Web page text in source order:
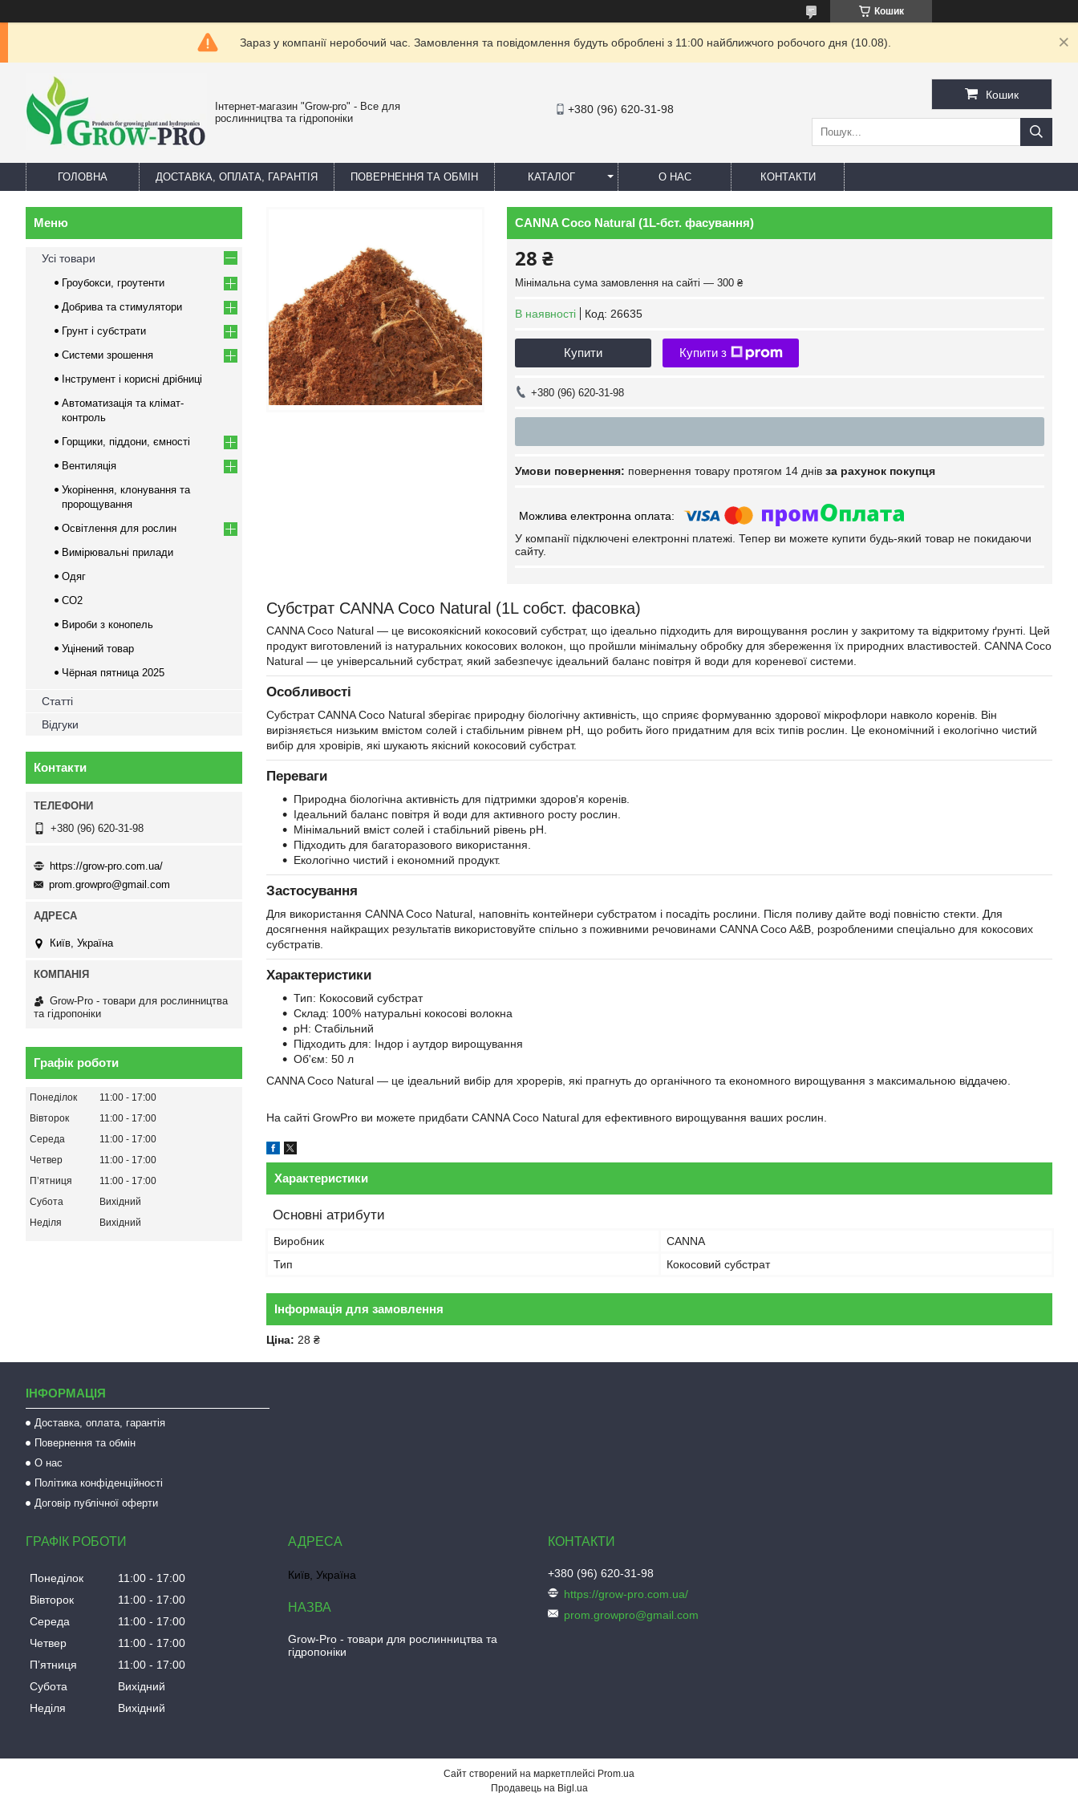
Кошик
Зараз у компанії неробочий час. Замовлення та повідомлення будуть оброблені з 11:00 найближчого робочого дня (10.08).
Інтернет-магазин "Grow-pro" - Все для
рослинництва та гідропоніки
+380 (96) 620-31-98
Кошик
ГОЛОВНА ДОСТАВКА, ОПЛАТА, ГАРАНТІЯ ПОВЕРНЕННЯ ТА ОБМІН КАТАЛОГ О НАС КОНТАКТИ
CANNA Coco Natural (1L-бст. фасування)
28 ₴
Мінімальна сума замовлення на сайті — 300 ₴
В наявності Код: 26635
Купити Купити з
+380 (96) 620-31-98
повернення товару протягом 14 днів за рахунок покупця
У компанії підключені електронні платежі. Тепер ви можете купити будь-який товар не покидаючи
сайту.
Субстрат CANNA Coco Natural (1L собст. фасовка)
CANNA Coco Natural — це високоякісний кокосовий субстрат, що ідеально підходить для вирощування рослин у закритому та відкритому ґрунті. Цей
продукт виготовлений із натуральних кокосових волокон, що пройшли мінімальну обробку для збереження їх природних властивостей. CANNA Coco
Natural — це універсальний субстрат, який забезпечує ідеальний баланс повітря й води для кореневої системи.
Особливості
Субстрат CANNA Coco Natural зберігає природну біологічну активність, що сприяє формуванню здорової мікрофлори навколо коренів. Він
вирізняється низьким вмістом солей і стабільним рівнем pH, що робить його придатним для всіх типів рослин. Це економічний і екологічно чистий
вибір для хровірів, які шукають якісний кокосовий субстрат.
Переваги
Природна біологічна активність для підтримки здоров'я коренів.
Ідеальний баланс повітря й води для активного росту рослин.
Мінімальний вміст солей і стабільний рівень pH.
Підходить для багаторазового використання.
Екологічно чистий і економний продукт.
Застосування
Для використання CANNA Coco Natural, наповніть контейнери субстратом і посадіть рослини. Після поливу дайте воді повністю стекти. Для
досягнення найкращих результатів використовуйте спільно з поживними речовинами CANNA Coco A&B, розробленими спеціально для кокосових
субстратів.
Характеристики
Тип: Кокосовий субстрат
Склад: 100% натуральні кокосові волокна
pH: Стабільний
Підходить для: Індор і аутдор вирощування
Об'єм: 50 л
CANNA Coco Natural — це ідеальний вибір для хрорерів, які прагнуть до органічного та економного вирощування з максимальною віддачею.
На сайті GrowPro ви можете придбати CANNA Coco Natural для ефективного вирощування ваших рослин.
Характеристики
Основні атрибути
Виробник
CANNA
Тип
Кокосовий субстрат
Інформація для замовлення
Ціна: 28 ₴
Усі товари
Гроубокси, гроутенти
Добрива та стимулятори
Грунт і субстрати
Системи зрошення
Інструмент і корисні дрібниці
Автоматизація та клімат-
контроль
Горщики, піддони, ємності
Вентиляція
Укорінення, клонування та
пророщування
Освітлення для рослин
Вимірювальні прилади
Одяг
CO2
Вироби з конопель
Уцінений товар
Чёрная пятница 2025
Статті
Відгуки
Контакти
+380 (96) 620-31-98
https://grow-pro.com.ua/
prom.growpro@gmail.com
Київ, Україна
Grow-Pro - товари для рослинництва
та гідропоніки
Графік роботи
Понеділок 11:00
17:00
Вівторок
11:00
17:00
Середа
11:00
17:00
Четвер
11:00
17:00
Пʼятниця
11:00
17:00
Субота
Вихідний
Неділя
Вихідний
ІНФОРМАЦІЯ
Доставка, оплата, гарантія
Повернення та обмін
О нас
Політика конфіденційності
Договір публічної оферти
ГРАФІК РОБОТИ
Понеділок 11:00
17:00
Вівторок
11:00
17:00
Середа
11:00
17:00
Четвер
11:00
17:00
Пʼятниця
11:00
17:00
Субота
Вихідний
Неділя
Вихідний
Київ, Україна
Grow-Pro - товари для рослинництва та
гідропоніки
+380 (96) 620-31-98
https://grow-pro.com.ua/
prom.growpro@gmail.com
Сайт створений на маркетплейсі Prom.ua
Продавець на Bigl.ua